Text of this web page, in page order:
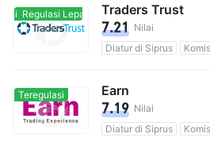
Regulasi Lepas Pantai Regulasi Lepas
Traders Trust
7.21 Nilai
Diatur di Siprus
Teregulasi Earn
7.19 Nilai
Diatur di Siprus